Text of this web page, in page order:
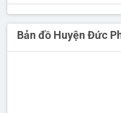
Bản đồ Huyện Đức